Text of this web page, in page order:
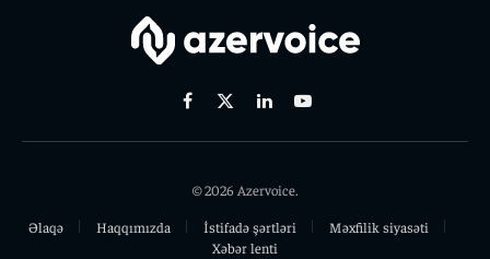
Facebook
X
LinkedinYoutube
© 2026 Azervoice.
Əlaqə
Haqqımızda İstifadə şərtləri
Məxfilik siyasəti
Xəbər lenti